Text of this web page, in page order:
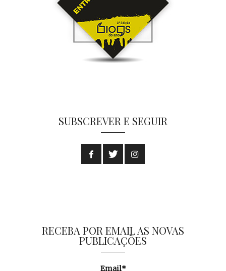
SUBSCREVER E SEGUIR
RECEBA POR EMAIL AS NOVAS
PUBLICAÇÕES
Email*